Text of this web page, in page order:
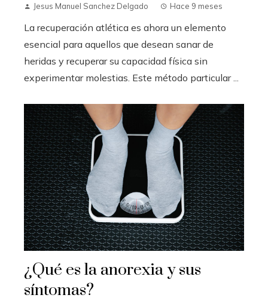
Jesus Manuel Sanchez Delgado Hace 9 meses
La recuperación atlética es ahora un elemento
esencial para aquellos que desean sanar de
heridas y recuperar su capacidad física sin
experimentar molestias. Este método particular ...
¿Qué es la anorexia y sus
síntomas?